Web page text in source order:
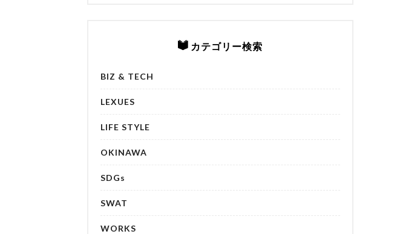
カテゴリー検索
BIZ & TECH
LEXUES
LIFE STYLE
OKINAWA
SDGs
SWAT
WORKS